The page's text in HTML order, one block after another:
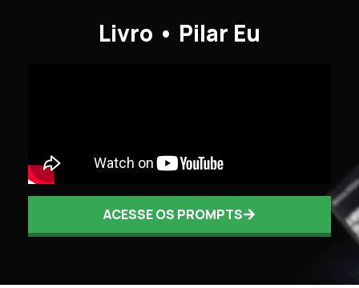
Livro • Pilar Eu
ACESSE OS PROMPTS